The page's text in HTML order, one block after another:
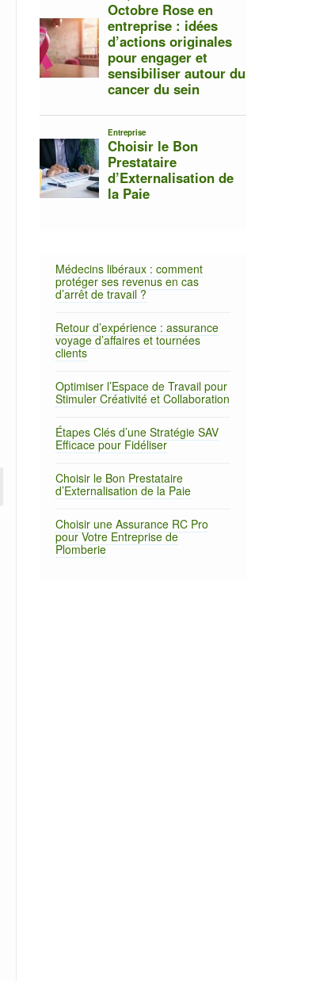
Médecins libéraux : comment
protéger ses revenus en cas
d’arrêt de travail ?
Retour d’expérience : assurance
voyage d’affaires et tournées
clients
Optimiser l’Espace de Travail pour
Stimuler Créativité et Collaboration
Étapes Clés d’une Stratégie SAV
Efficace pour Fidéliser
Choisir le Bon Prestataire
d’Externalisation de la Paie
Choisir une Assurance RC Pro
pour Votre Entreprise de
Plomberie